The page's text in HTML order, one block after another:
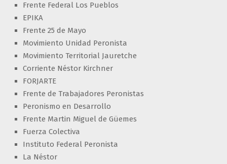
Frente Federal Los Pueblos
EPIKA
Frente 25 de Mayo
Movimiento Unidad Peronista
Movimiento Territorial Jauretche
Corriente Néstor Kirchner
FORJARTE
Frente de Trabajadores Peronistas
Peronismo en Desarrollo
Frente Martin Miguel de Güemes
Fuerza Colectiva
Instituto Federal Peronista
La Néstor